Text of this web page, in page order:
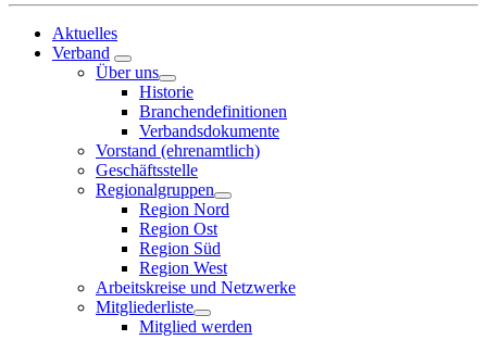
Aktuelles
Verband
Über uns
Historie
Branchendefinitionen
Verbandsdokumente
Vorstand (ehrenamtlich)
Geschäftsstelle
Regionalgruppen
Region Nord
Region Ost
Region Süd
Region West
Arbeitskreise und Netzwerke
Mitgliederliste
Mitglied werden